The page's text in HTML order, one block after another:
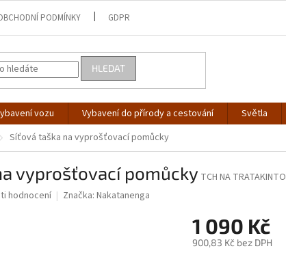
PODMÍNKY GDPR
HLEDAT
vozu Vybavení do přírody a cestování Světla
Síťová taška na vyprošťovací pomůcky
vyprošťovací pomůcky TCH NA TRATAKINTO
hodnocení Značka: Nakatanenga
1 090 Kč
900,83 Kč bez DPH